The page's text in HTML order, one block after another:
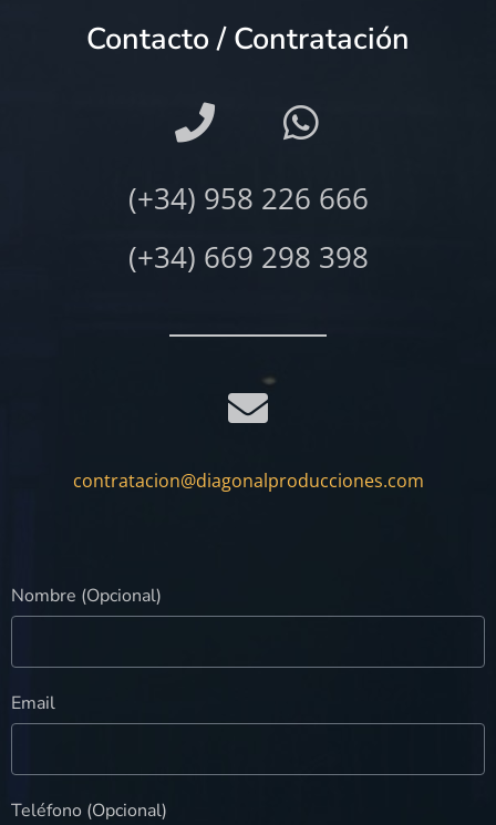
Contacto / Contratación
(+34) 958 226 666
(+34) 669 298 398
contratacion@diagonalproducciones.com
Nombre (Opcional)
Email
Teléfono (Opcional)